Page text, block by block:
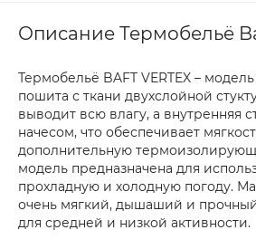
Описание Термобельё
Термобельё BAFT VERTEX –
пошита с ткани двухслойной
выводит всю влагу, а внутренняя
начесом, что обеспечивает
дополнительную
модель предназначена для
прохладную и холодную погоду.
очень мягкий, дышаший и
для средней и низкой активности.